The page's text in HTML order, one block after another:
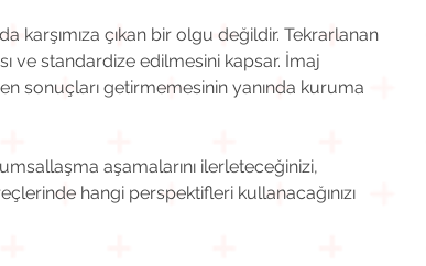
çıkan bir olgu değildir. Tekrarlanan
ve standardize edilmesini kapsar. İmaj
sonuçları getirmemesinin yanında kuruma
aşamalarını ilerleteceğinizi,
hangi perspektifleri kullanacağınızı